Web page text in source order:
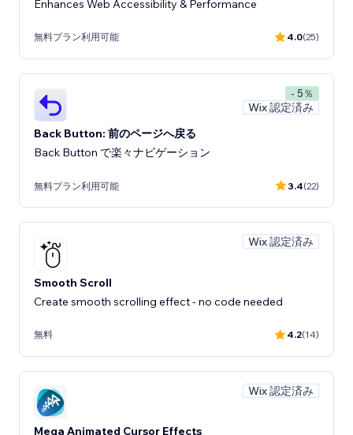
Enhances Web Accessibility & Performance
無料プラン利用可能 4.0(25)
- 5％
Wix 認定済み
Back Button: 前のページへ戻る
Back Button で楽々ナビゲーション
無料プラン利用可能 3.4(22)
Wix 認定済み
Smooth Scroll
Create smooth scrolling effect - no code needed
無料 4.2(14)
Wix 認定済み
Mega Animated Cursor Effects